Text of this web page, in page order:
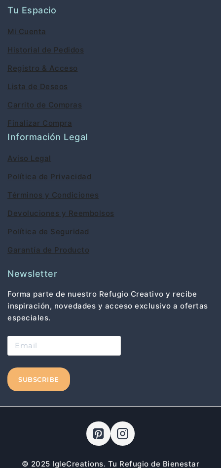
Tu Espacio
Mi Cuenta
Historial de Pedidos
Registro & Acceso
Lista de Deseos
Carrito de Compras
Finalizar Compra
Información Legal
Aviso Legal
Política de Privacidad
Términos y Condiciones
Devoluciones y Reembolsos
Política de Seguridad
Garantía de Producto
Newsletter
Forma parte de nuestro Refugio Creativo y recibe
inspiración, novedades y acceso exclusivo a ofertas
especiales.
© 2025 IgleCreations. Tu Refugio de Bienestar